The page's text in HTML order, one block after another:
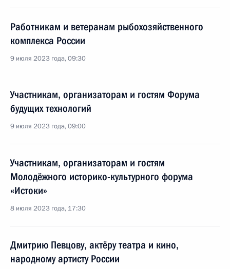
Работникам и ветеранам рыбохозяйственного
комплекса России
9 июля 2023 года, 09:30
Участникам, организаторам и гостям Форума
будущих технологий
9 июля 2023 года, 09:00
Участникам, организаторам и гостям
Молодёжного историко-культурного форума
«Истоки»
8 июля 2023 года, 17:30
Дмитрию Певцову, актёру театра и кино,
народному артисту России